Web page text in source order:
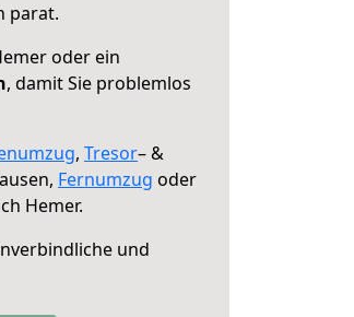
parat.
oder ein
, damit Sie problemlos
, Tresor– &
Fernumzug oder
Hemer.
und